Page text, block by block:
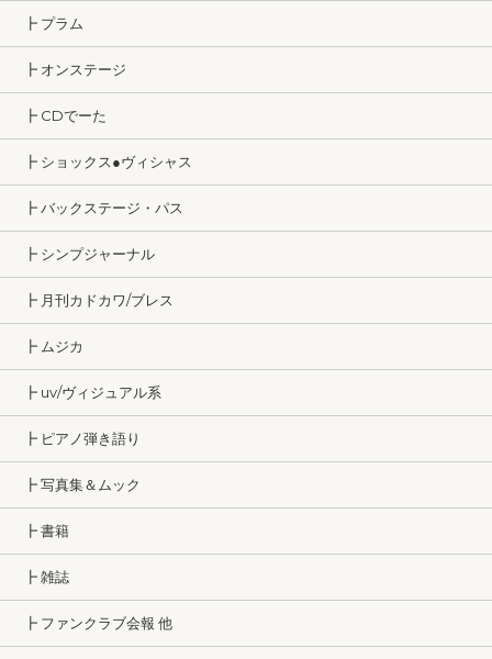
┣ プラム
┣ オンステージ
┣ CDでーた
┣ ショックス●ヴィシャス
┣ バックステージ・パス
┣ シンプジャーナル
┣ 月刊カドカワ/ブレス
┣ ムジカ
┣ uv/ヴィジュアル系
┣ ピアノ弾き語り
┣ 写真集＆ムック
┣ 書籍
┣ 雑誌
┣ ファンクラブ会報 他